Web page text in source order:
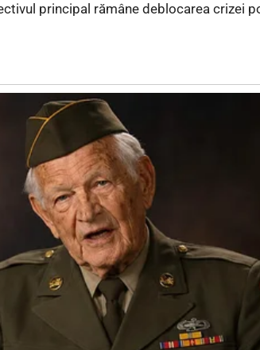
principal rămâne deblocarea crizei